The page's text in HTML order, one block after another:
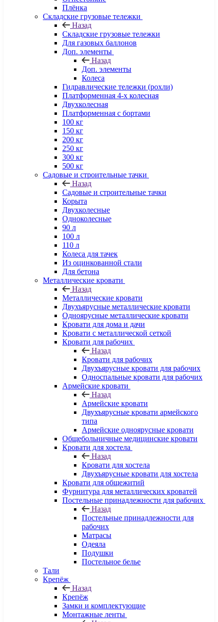
Плёнка
Складские грузовые тележки
Назад
Складские грузовые тележки
Для газовых баллонов
Доп. элементы
Назад
Доп. элементы
Колеса
Гидравлические тележки (рохли)
Платформенная 4-х колесная
Двухколесная
Платформенная с бортами
100 кг
150 кг
200 кг
250 кг
300 кг
500 кг
Садовые и строительные тачки
Назад
Садовые и строительные тачки
Корыта
Двухколесные
Одноколесные
90 л
100 л
110 л
Колеса для тачек
Из оцинкованной стали
Для бетона
Металлические кровати
Назад
Металлические кровати
Двухъярусные металлические кровати
Одноярусные металлические кровати
Кровати для дома и дачи
Кровати с металлической сеткой
Кровати для рабочих
Назад
Кровати для рабочих
Двухъярусные кровати для рабочих
Односпальные кровати для рабочих
Армейские кровати
Назад
Армейские кровати
Двухъярусные кровати армейского
типа
Армейские одноярусные кровати
Общебольничные медицинские кровати
Кровати для хостела
Назад
Кровати для хостела
Двухъярусные кровати для хостела
Кровати для общежитий
Фурнитура для металлических кроватей
Постельные принадлежности для рабочих
Назад
Постельные принадлежности для
рабочих
Матрасы
Одеяла
Подушки
Постельное белье
Тали
Крепёж
Назад
Крепёж
Замки и комплектующие
Монтажные ленты